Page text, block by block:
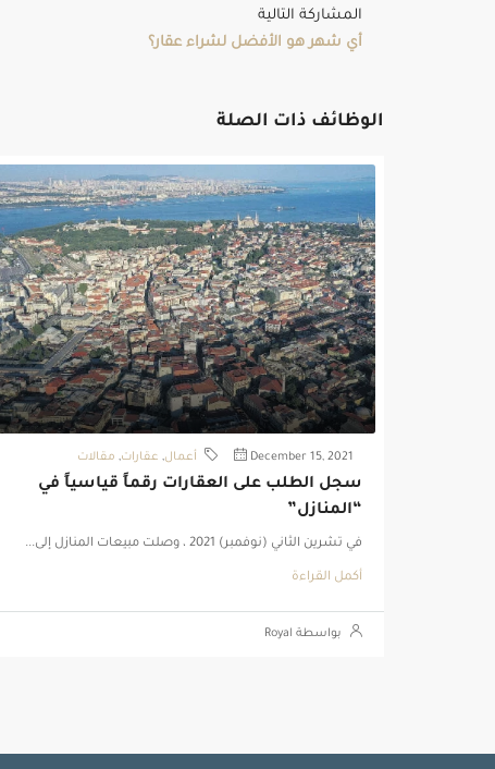
المشاركة التالية
أي شهر هو الأفضل لشراء عقار؟
الوظائف ذات الصلة
December 15, 2021 أعمال, عقارات, مقالات
سجل الطلب على العقارات رقماً قياسياً في
“المنازل”
في تشرين الثاني (نوفمبر) 2021 ، وصلت مبيعات المنازل إلى...
أكمل القراءة
بواسطة Royal